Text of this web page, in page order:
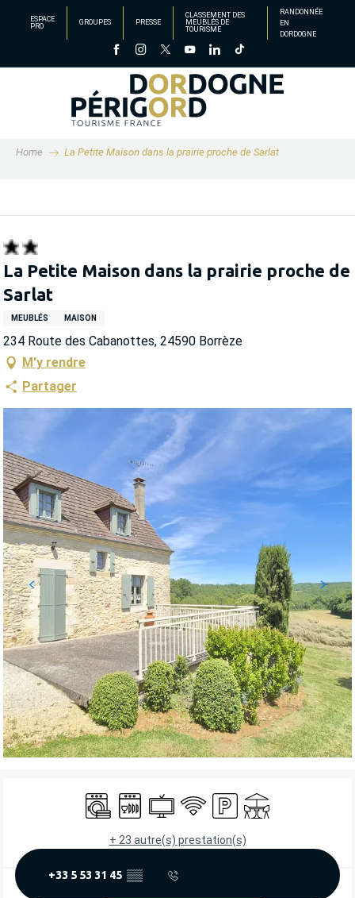
principal
ESPACE
PRO
GROUPES PRESSE
CLASSEMENT DES
MEUBLÉS DE
TOURISME
RANDONNÉE
EN
DORDOGNE
Home La Petite Maison dans la prairie proche de Sarlat
La Petite Maison dans la prairie proche de
Sarlat
MEUBLÉS MAISON
234 Route des Cabanottes, 24590 Borrèze
M'y rendre
Partager
OUVERTURE ET COORDONNÉES
Lave lingeLave vaisselle
Télévision
WiFi ParkingTerrasse
+ 23 autre(s) prestation(s)
+33 5 53 31 45 ▒▒